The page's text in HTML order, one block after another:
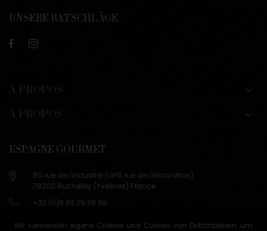
Wir verwenden eigene Cookies und Cookies von Drittanbietern, um
UNSERE RATSCHLÄGE
ESPAGNE GOURMET
60 rue de l'industrie (GPS rue de l'innovation)
78200 Buchelay (Yvelines) France
+33 (0)9 83 29 36 98